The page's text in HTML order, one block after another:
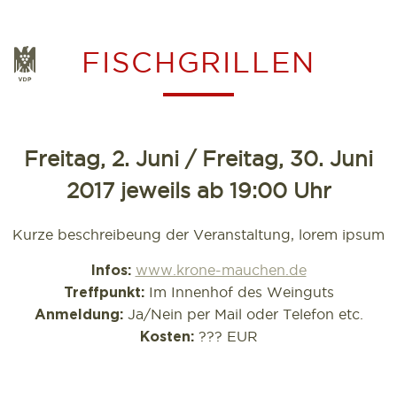
springen
FISCHGRILLEN
Freitag, 2. Juni / Freitag, 30. Juni
2017 jeweils ab 19:00 Uhr
Kurze beschreibeung der Veranstaltung, lorem ipsum
Infos: www.krone-mauchen.de
Treffpunkt:Im Innenhof des Weinguts
Anmeldung:Ja/Nein per Mail oder Telefon etc.
Kosten:??? EUR